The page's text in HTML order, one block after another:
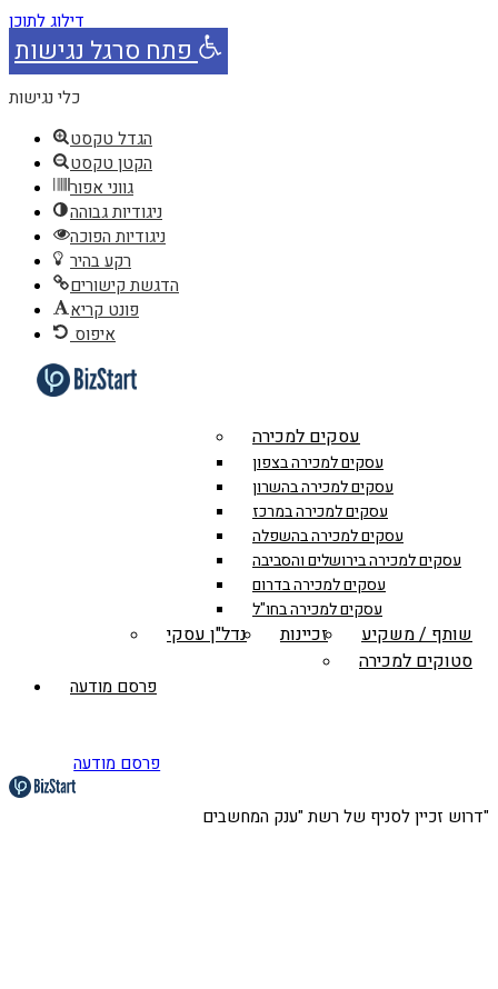
דילוג לתוכן
פתח סרגל נגישות
כלי נגישות
הגדל טקסט
הקטן טקסט
גווני אפור
ניגודיות גבוהה
ניגודיות הפוכה
רקע בהיר
הדגשת קישורים
פונט קריא
איפוס
עסקים למכירה
עסקים למכירה בצפון
עסקים למכירה בהשרון
עסקים למכירה במרכז
עסקים למכירה בהשפלה
עסקים למכירה בירושלים והסביבה
עסקים למכירה בדרום
עסקים למכירה בחו"ל
שותף / משקיע זכיינות
נדל"ן עסקי
סטוקים למכירה
פרסם מודעה
פרסם מודעה
דרוש זכיין לסניף של רשת "ענק המחשבים"